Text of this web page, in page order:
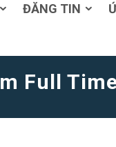
ĐĂNG TIN
Full